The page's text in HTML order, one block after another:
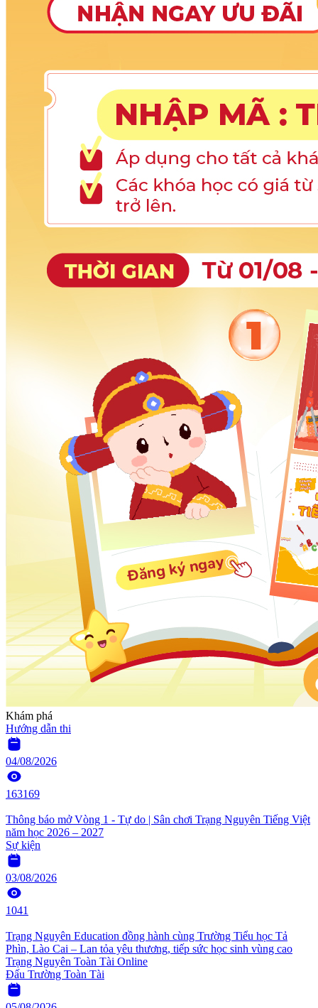
Khám phá
Hướng dẫn thi
04/08/2026
163169
Thông báo mở Vòng 1 - Tự do | Sân chơi Trạng Nguyên Tiếng Việt
năm học 2026 – 2027
Sự kiện
03/08/2026
1041
Trạng Nguyên Education đồng hành cùng Trường Tiểu học Tả
Phìn, Lào Cai – Lan tỏa yêu thương, tiếp sức học sinh vùng cao
Trạng Nguyên Toàn Tài Online
Đấu Trường Toàn Tài